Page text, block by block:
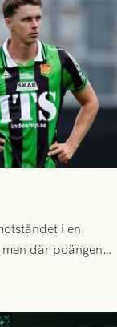
i en
där poängen